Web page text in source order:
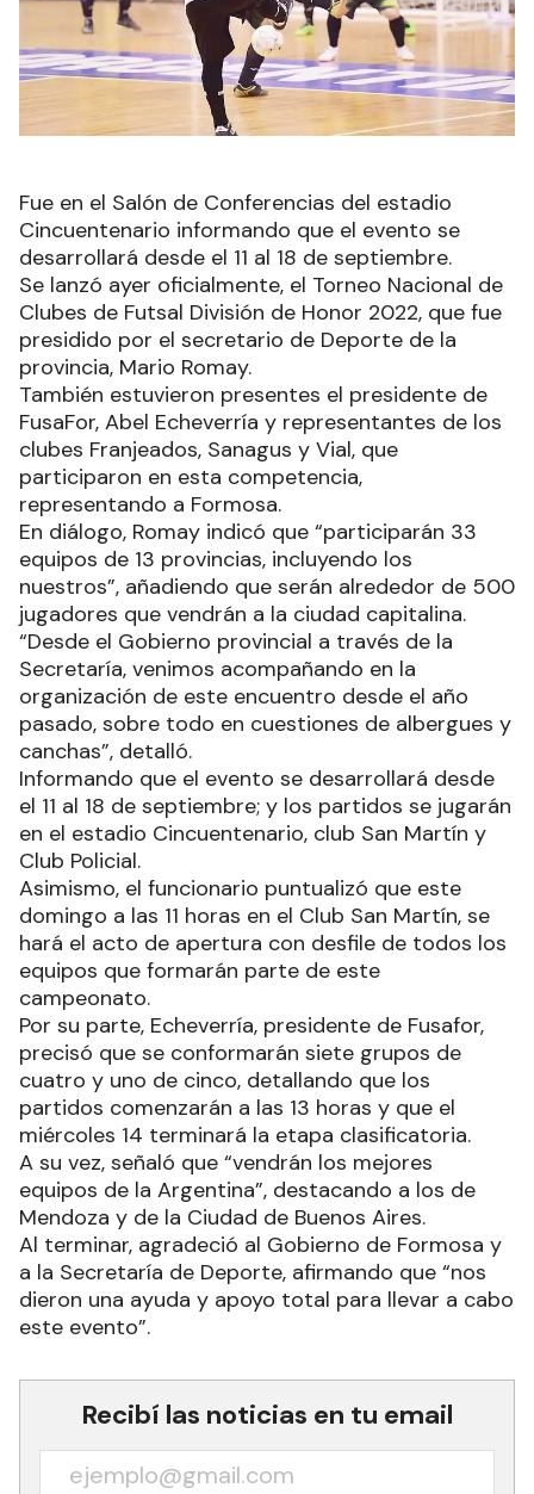
Fue en el Salón de Conferencias del estadio
Cincuentenario informando que el evento se
desarrollará desde el 11 al 18 de septiembre.
Se lanzó ayer oficialmente, el Torneo Nacional de
Clubes de Futsal División de Honor 2022, que fue
presidido por el secretario de Deporte de la
provincia, Mario Romay.
También estuvieron presentes el presidente de
FusaFor, Abel Echeverría y representantes de los
clubes Franjeados, Sanagus y Vial, que
participaron en esta competencia,
representando a Formosa.
En diálogo, Romay indicó que “participarán 33
equipos de 13 provincias, incluyendo los
nuestros”, añadiendo que serán alrededor de 500
jugadores que vendrán a la ciudad capitalina.
“Desde el Gobierno provincial a través de la
Secretaría, venimos acompañando en la
organización de este encuentro desde el año
pasado, sobre todo en cuestiones de albergues y
canchas”, detalló.
Informando que el evento se desarrollará desde
el 11 al 18 de septiembre; y los partidos se jugarán
en el estadio Cincuentenario, club San Martín y
Club Policial.
Asimismo, el funcionario puntualizó que este
domingo a las 11 horas en el Club San Martín, se
hará el acto de apertura con desfile de todos los
equipos que formarán parte de este
campeonato.
Por su parte, Echeverría, presidente de Fusafor,
precisó que se conformarán siete grupos de
cuatro y uno de cinco, detallando que los
partidos comenzarán a las 13 horas y que el
miércoles 14 terminará la etapa clasificatoria.
A su vez, señaló que “vendrán los mejores
equipos de la Argentina”, destacando a los de
Mendoza y de la Ciudad de Buenos Aires.
Al terminar, agradeció al Gobierno de Formosa y
a la Secretaría de Deporte, afirmando que “nos
dieron una ayuda y apoyo total para llevar a cabo
este evento”.
Recibí las noticias en tu email